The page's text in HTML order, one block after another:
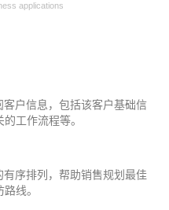
applications
户信息，包括该客户基础信
工作流程等。
序排列，帮助销售规划最佳
线。